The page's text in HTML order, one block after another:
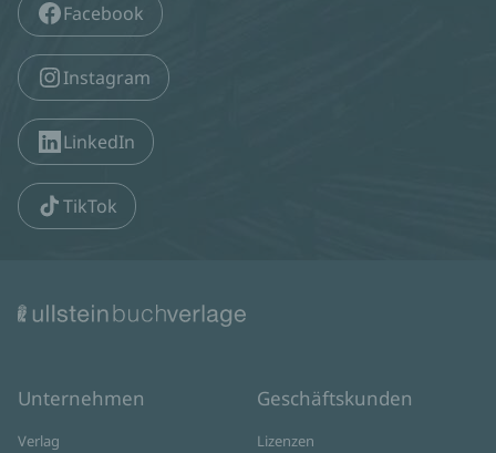
Facebook
Instagram
LinkedIn
TikTok
Unternehmen
Verlag
Geschäftskunden
Lizenzen